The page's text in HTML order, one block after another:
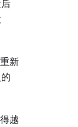
新
越